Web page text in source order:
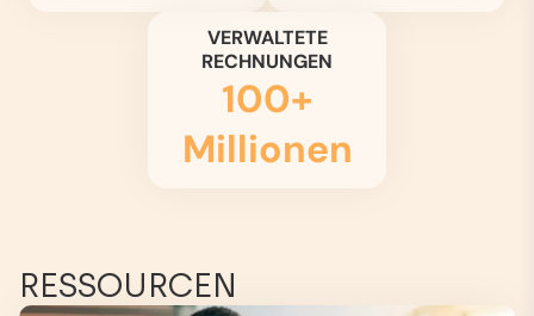
VERWALTETE
RECHNUNGEN
100+
Millionen
RESSOURCEN